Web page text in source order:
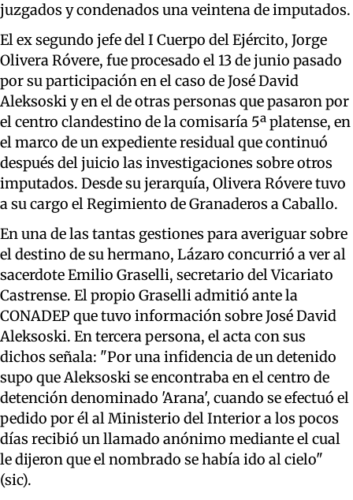
juzgados y condenados una veintena de imputados.
El ex segundo jefe del I Cuerpo del Ejército, Jorge
Olivera Róvere, fue procesado el 13 de junio pasado
por su participación en el caso de José David
Aleksoski y en el de otras personas que pasaron por
el centro clandestino de la comisaría 5ª platense, en
el marco de un expediente residual que continuó
después del juicio las investigaciones sobre otros
imputados. Desde su jerarquía, Olivera Róvere tuvo
a su cargo el Regimiento de Granaderos a Caballo.
En una de las tantas gestiones para averiguar sobre
el destino de su hermano, Lázaro concurrió a ver al
sacerdote Emilio Graselli, secretario del Vicariato
Castrense. El propio Graselli admitió ante la
CONADEP que tuvo información sobre José David
Aleksoski. En tercera persona, el acta con sus
dichos señala: "Por una infidencia de un detenido
supo que Aleksoski se encontraba en el centro de
detención denominado 'Arana', cuando se efectuó el
pedido por él al Ministerio del Interior a los pocos
días recibió un llamado anónimo mediante el cual
le dijeron que el nombrado se había ido al cielo"
(sic).